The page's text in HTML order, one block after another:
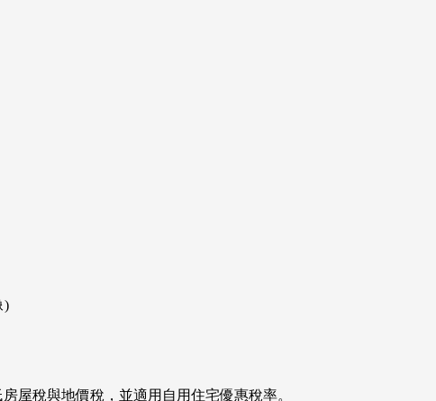
)
屋稅與地價稅，並適用自用住宅優惠稅率。